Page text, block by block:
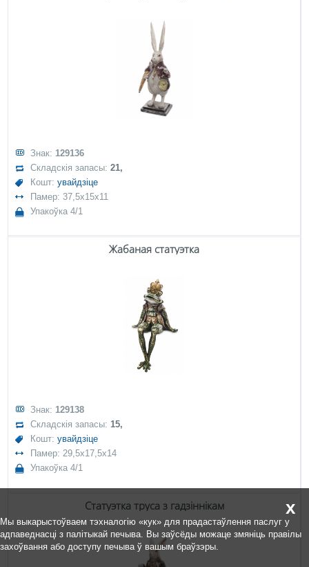
Знак: 129136
Складскія запасы:21,
Кошт:увайдзіце
Памер: 37,5x15x11
Упакоўка 4/1
Жабаная статуэтка
Знак: 129138
Складскія запасы:15,
Кошт:увайдзіце
Памер: 29,5x17,5x14
Упакоўка 4/1
Статуэтка труса з гадзіннікам x
Мы выкарыстоўваем тэхналогію «кук» для прадастаўлення паслуг у
адпаведнасці з палітыкай печыва. Вы заўсёды можаце змяніць правілы
захоўвання або доступу печыва ў вашым браўзэры.